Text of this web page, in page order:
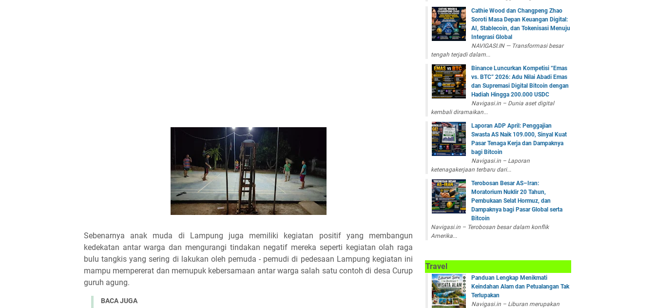
Sebenarnya anak muda di Lampung juga memiliki kegiatan positif yang membangun
kedekatan antar warga dan mengurangi tindakan negatif mereka seperti kegiatan olah raga
bulu tangkis yang sering di lakukan oleh pemuda - pemudi di pedesaan Lampung kegiatan ini
mampu mempererat dan memupuk kebersamaan antar warga salah satu contoh di desa Curup
guruh agung.
BACA JUGA
Cathie Wood dan Changpeng Zhao
Soroti Masa Depan Keuangan Digital:
AI, Stablecoin, dan Tokenisasi Menuju
Integrasi Global
NAVIGASI.IN — Transformasi besar
tengah terjadi dalam...
Binance Luncurkan Kompetisi “Emas
vs. BTC” 2026: Adu Nilai Abadi Emas
dan Supremasi Digital Bitcoin dengan
Hadiah Hingga 200.000 USDC
Navigasi.in – Dunia aset digital
kembali diramaikan...
Laporan ADP April: Penggajian
Swasta AS Naik 109.000, Sinyal Kuat
Pasar Tenaga Kerja dan Dampaknya
bagi Bitcoin
Navigasi.in – Laporan
ketenagakerjaan terbaru dari...
Terobosan Besar AS–Iran:
Moratorium Nuklir 20 Tahun,
Pembukaan Selat Hormuz, dan
Dampaknya bagi Pasar Global serta
Bitcoin
Navigasi.in – Terobosan besar dalam konflik
Amerika...
Travel
Panduan Lengkap Menikmati
Keindahan Alam dan Petualangan Tak
Terlupakan
Navigasi.in – Liburan merupakan